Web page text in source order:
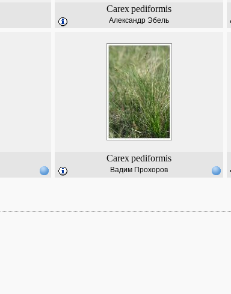
Carexpediformis
Александр Эбель
Carexpediformis
Вадим Прохоров